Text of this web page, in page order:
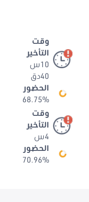
وقت
التأخير
10س
40دق
الحضور
68.75%
وقت
التأخير
4س
الحضور
70.96%